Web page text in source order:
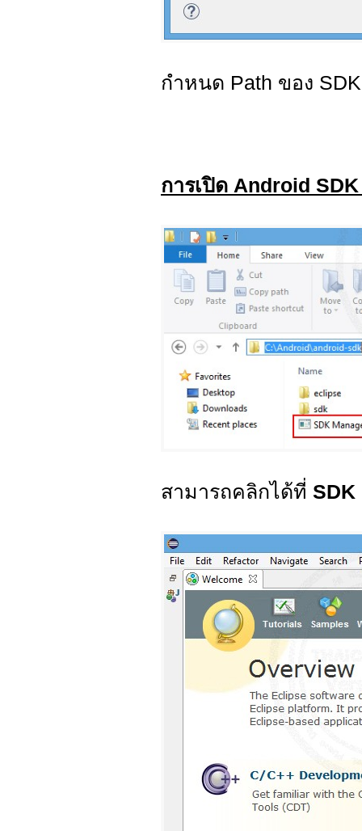
กำหนด Path ของ
การเปิด Android
สามารถคลิกได้ที่ SDK